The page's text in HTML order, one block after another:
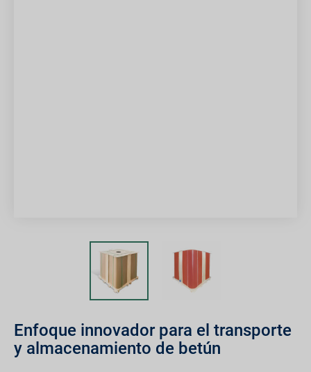
Enfoque innovador para el transporte
y almacenamiento de betún